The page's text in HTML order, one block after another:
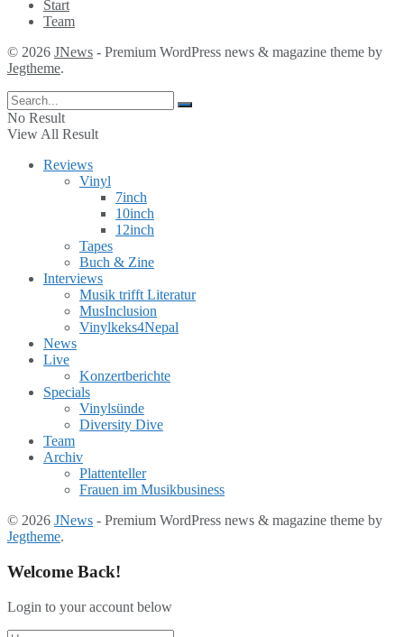
Start
Team
© 2026 JNews - Premium WordPress news & magazine theme by
Jegtheme.
No Result
View All Result
Reviews
Vinyl
7inch
10inch
12inch
Tapes
Buch & Zine
Interviews
Musik trifft Literatur
MusInclusion
Vinylkeks4Nepal
News
Live
Konzertberichte
Specials
Vinylsünde
Diversity Dive
Team
Archiv
Plattenteller
Frauen im Musikbusiness
© 2026 JNews - Premium WordPress news & magazine theme by
Jegtheme.
Welcome Back!
Login to your account below